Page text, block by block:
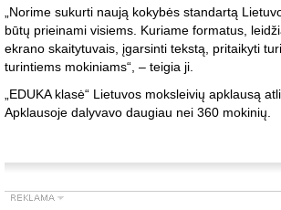
„Norime sukurti naują kokybės standartą
būtų prieinami visiems. Kuriame formatus,
ekrano skaitytuvais, įgarsinti tekstą, pritaikyti
turintiems mokiniams“, – teigia ji.
„EDUKA klasė“ Lietuvos moksleivių apklausą
Apklausoje dalyvavo daugiau nei 360 mokinių.